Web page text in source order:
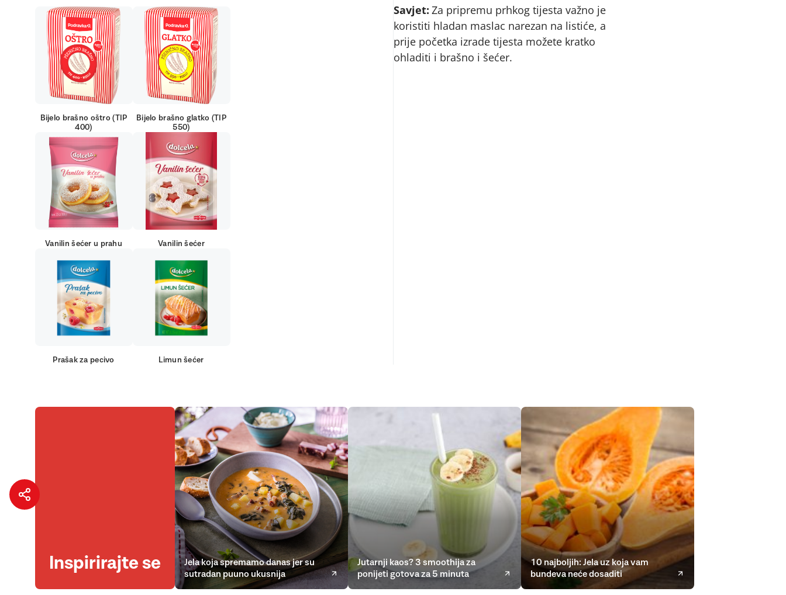
Bijelo brašno oštro (TIP
400)
Bijelo brašno glatko (TIP
550)
Vanilin šećer u prahu Vanilin šećer
Prašak za pecivo Limun šećer
Savjet: Za pripremu prhkog tijesta važno je
koristiti hladan maslac narezan na listiće, a
prije početka izrade tijesta možete kratko
ohladiti i brašno i šećer.
Inspirirajte se
Jela koja spremamo danas jer su
sutradan puuno ukusnija
Jutarnji kaos? 3 smoothija za
ponijeti gotova za 5 minuta
10 najboljih: Jela uz koja vam
bundeva neće dosaditi